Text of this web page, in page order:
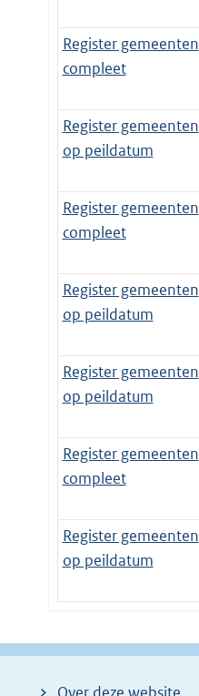
Register gemeenten
compleet
Register gemeenten
op peildatum
Register gemeenten
compleet
Register gemeenten
op peildatum
Register gemeenten
op peildatum
Register gemeenten
compleet
Register gemeenten
op peildatum
Over deze website